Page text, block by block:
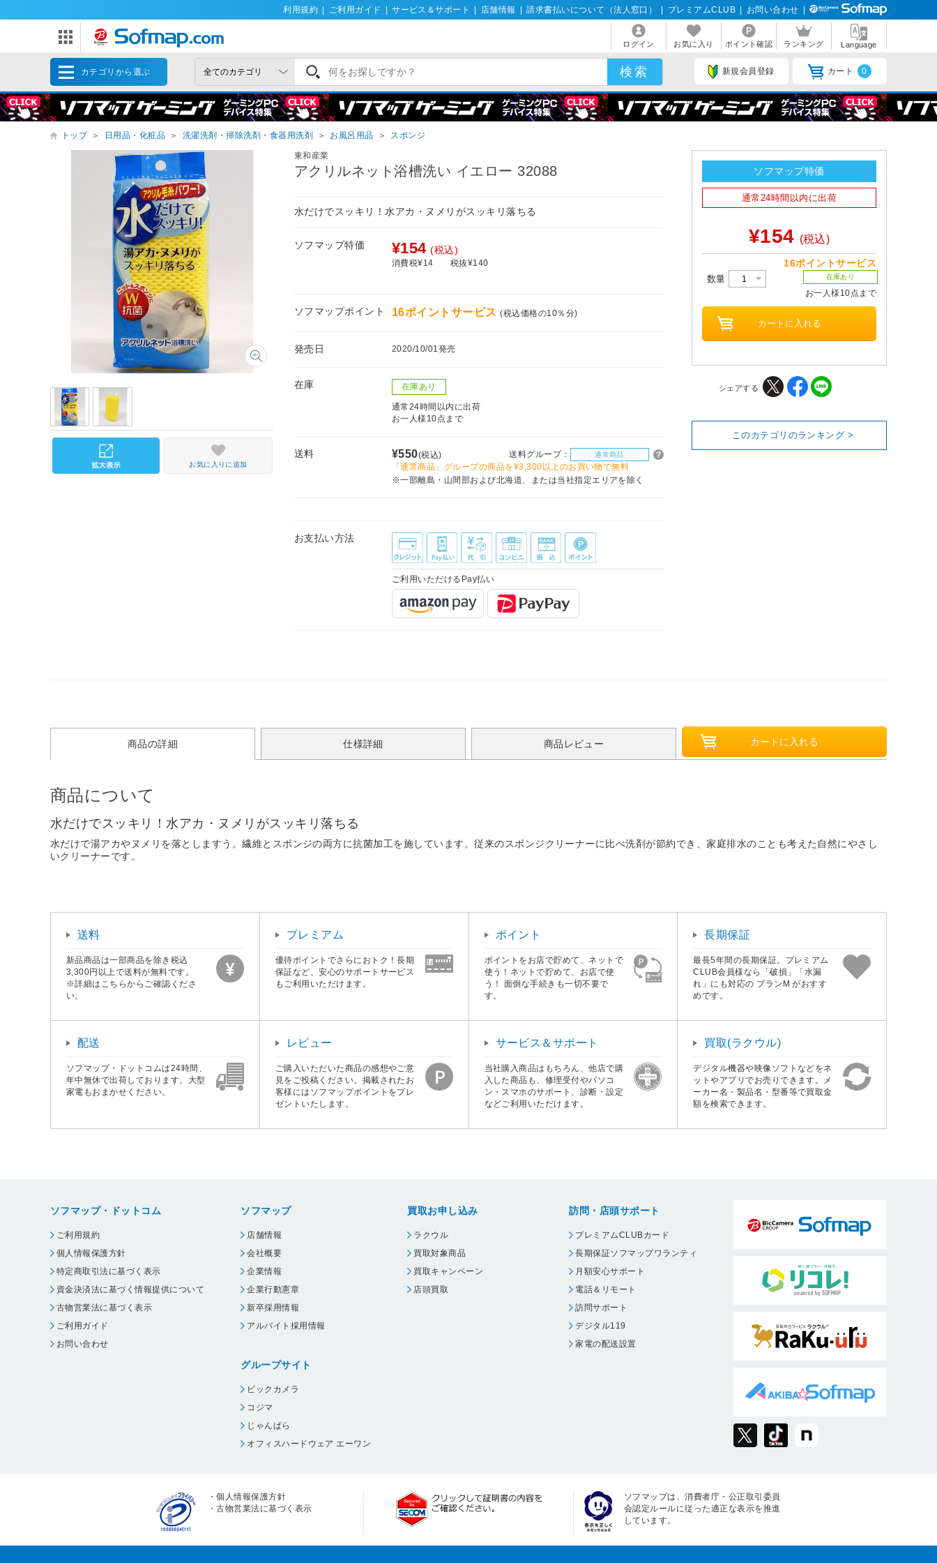
利用規約 ご利用ガイド サービス＆サポート 店舗情報 請求書払いについて（法人窓口） プレミアムCLUB お問い合わせ
ログイン お気に入り ポイント確認 ランキング Language
カテゴリから選ぶ 新規会員登録 カート 0
トップ ＞ 日用品・化粧品 ＞ 洗濯洗剤・掃除洗剤・食器用洗剤 ＞ お風呂用品 ＞ スポンジ
東和産業
アクリルネット浴槽洗い イエロー 32088
水だけでスッキリ！水アカ・ヌメリがスッキリ落ちる
ソフマップ特価 ¥154 (税込)
消費税¥14 税抜¥140
ソフマップポイント 16ポイントサービス(税込価格の10％分)
発売日 2020/10/01発売
在庫 在庫あり
通常24時間以内に出荷
お一人様10点まで
送料 ¥550(税込) 送料グループ： 通常商品
「通常商品」グループの商品を¥3,300以上のお買い物で無料
※一部離島・山間部および北海道、または当社指定エリアを除く
お支払い方法
ご利用いただけるPay払い
お気に入りに追加
ソフマップ特価
通常24時間以内に出荷
¥154 (税込)
16ポイントサービス
数量 在庫あり
お一人様10点まで
シェアする
このカテゴリのランキング >
商品の詳細 仕様詳細 商品レビュー
商品について
水だけでスッキリ！水アカ・ヌメリがスッキリ落ちる
水だけで湯アカやヌメリを落としますう。繊維とスポンジの両方に抗菌加工を施しています。従来のスポンジクリーナーに比べ洗剤が節約でき、家庭排水のことも考えた自然にやさし
いクリーナーです。
送料
新品商品は一部商品を除き税込
3,300円以上で送料が無料です。
※詳細はこちらからご確認くださ
い。
プレミアム
優待ポイントでさらにおトク！長期
保証など、安心のサポートサービス
もご利用いただけます。
ポイント
ポイントをお店で貯めて、ネットで
使う！ネットで貯めて、お店で使
う！ 面倒な手続きも一切不要で
す。
長期保証
最長5年間の長期保証。プレミアム
CLUB会員様なら「破損」「水漏
れ」にも対応の プランM がおすす
めです。
配送
ソフマップ・ドットコムは24時間、
年中無休で出荷しております。大型
家電もおまかせください。
レビュー
ご購入いただいた商品の感想やご意
見をご投稿ください。掲載されたお
客様にはソフマップポイントをプレ
ゼントいたします。
サービス＆サポート
当社購入商品はもちろん、他店で購
入した商品も、修理受付やパソコ
ン・スマホのサポート、診断・設定
などご利用いただけます。
買取(ラクウル)
デジタル機器や映像ソフトなどをネ
ットやアプリでお売りできます。メ
ーカー名・製品名・型番等で買取金
額を検索できます。
ソフマップ・ドットコム
ご利用規約
個人情報保護方針
特定商取引法に基づく表示
資金決済法に基づく情報提供について
古物営業法に基づく表示
ご利用ガイド
お問い合わせ
ソフマップ
店舗情報
会社概要
企業情報
企業行動憲章
新卒採用情報
アルバイト採用情報
グループサイト
ビックカメラ
コジマ
じゃんぱら
オフィスハードウェア エーワン
買取お申し込み
ラクウル
買取対象商品
買取キャンペーン
店頭買取
訪問・店頭サポート
プレミアムCLUBカード
長期保証ソフマップワランティ
月額安心サポート
電話＆リモート
訪問サポート
デジタル119
家電の配送設置
・個人情報保護方針
・古物営業法に基づく表示
ソフマップは、消費者庁・公正取引委員
会認定ルールに従った適正な表示を推進
しています。